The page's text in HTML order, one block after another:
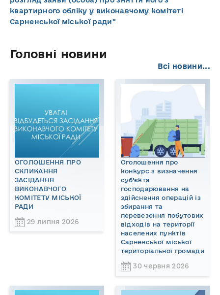
квартирного обліку у виконавчому комітеті
Сарненської міської ради"
Головні новини
Всі новини...
ОГОЛОШЕННЯ ПРО
СКЛИКАННЯ
ЗАСІДАННЯ
ВИКОНАВЧОГО
КОМІТЕТУ МІСЬКОЇ
РАДИ
29 липня 2026
Оголошення про
конкурс з визначення
суб’єкта
господарювання на
здійснення операцій із
збирання та
перевезення побутових
відходів на території
населених пунктів
Сарненської міської
територіальної громади
30 червня 2026